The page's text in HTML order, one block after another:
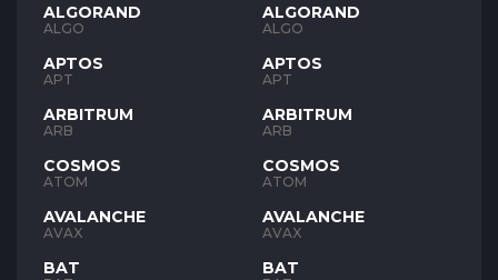
ALGORAND
ALGO
APTOS
APT
ARBITRUM
ARB
COSMOS
ATOM
AVALANCHE
AVAX
BAT
ALGORAND
ALGO
APTOS
APT
ARBITRUM
ARB
COSMOS
ATOM
AVALANCHE
AVAX
BAT